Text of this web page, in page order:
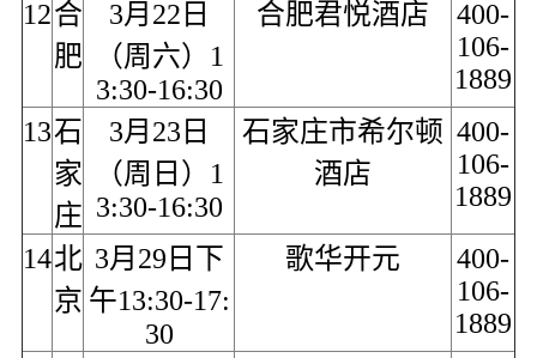
12合
肥
3月22日
（周六）1
3:30-16:30
合肥君悦酒店
400-
106-
1889
13石
家
庄
3月23日
（周日）1
3:30-16:30
石家庄市希尔顿
酒店
400-
106-
1889
14北
京
3月29日下
午13:30-17:
30
歌华开元
400-
106-
1889